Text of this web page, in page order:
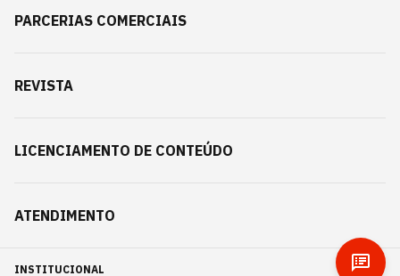
PARCERIAS COMERCIAIS
REVISTA
LICENCIAMENTO DE CONTEÚDO
ATENDIMENTO
INSTITUCIONAL